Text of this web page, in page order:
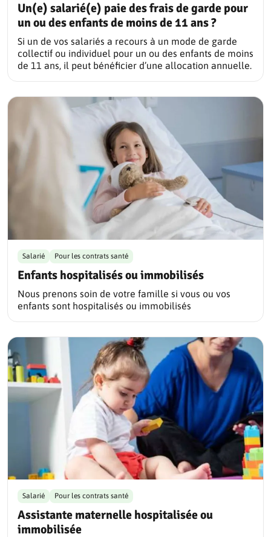
Un(e) salarié(e) paie des frais de garde pour
un ou des enfants de moins de 11 ans ?
Si un de vos salariés a recours à un mode de garde
collectif ou individuel pour un ou des enfants de moins
de 11 ans, il peut bénéficier d’une allocation annuelle.
Enfants hospitalisés ou immobilisés
Salarié Pour les contrats santé
Nous prenons soin de votre famille si vous ou vos
enfants sont hospitalisés ou immobilisés
Assistante maternelle hospitalisée ou
immobilisée
Salarié Pour les contrats santé